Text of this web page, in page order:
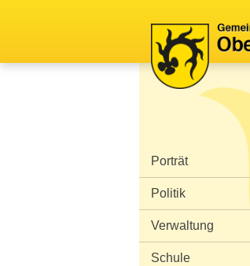
Porträt
Politik
Verwaltung
Schule